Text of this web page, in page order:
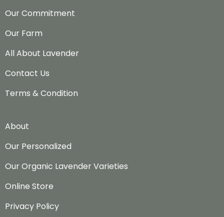
Our Commitment
Our Farm
All About Lavender
Contact Us
Terms & Condition
About
Our Personalized
Our Organic Lavender Varieties
Online Store
Privacy Policy